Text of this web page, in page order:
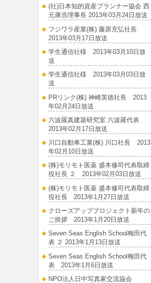
(社)日本知的資産プランナー協会 西
元康浩理事長 2013年03月24日放送
フジワラ産業(株) 藤原充弘社長
2013年03月17日放送
学生通信社様 2013年03月10日放
送
学生通信社様 2013年03月03日放
送
PRリンク(株) 神崎英徳社長 2013
年02月24日放送
六波羅真建築研究室 六波羅代表
2013年02月17日放送
川口自動車工業(株) 川口社長 2013
年02月10日放送
(株)モリモト医薬 盛本修司代表取締
役社長 ２ 2013年02月03日放送
(株)モリモト医薬 盛本修司代表取締
役社長 2013年1月27日放送
クローズアッププロジェクト新年の
ご挨拶 2013年1月20日放送
Seven Seas English School梅田代
表 ２ 2013年1月13日放送
Seven Seas English School梅田代
表 2013年1月6日放送
NPO法人日中写真家交流協会